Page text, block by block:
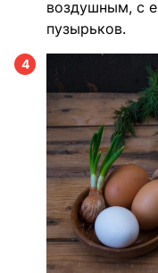
воздушным, с
пузырьков.
4